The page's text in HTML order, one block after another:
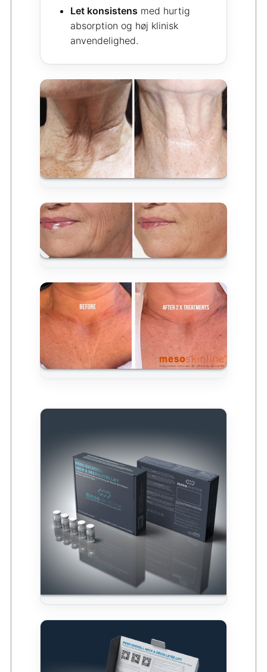
Let konsistens med hurtig
absorption og høj klinisk
anvendelighed.